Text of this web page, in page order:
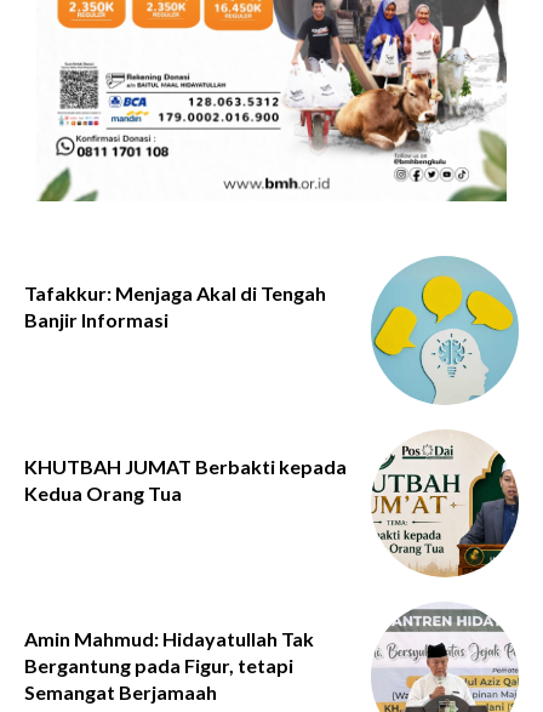
Tafakkur: Menjaga Akal di Tengah
Banjir Informasi
KHUTBAH JUMAT Berbakti kepada
Kedua Orang Tua
Amin Mahmud: Hidayatullah Tak
Bergantung pada Figur, tetapi
Semangat Berjamaah